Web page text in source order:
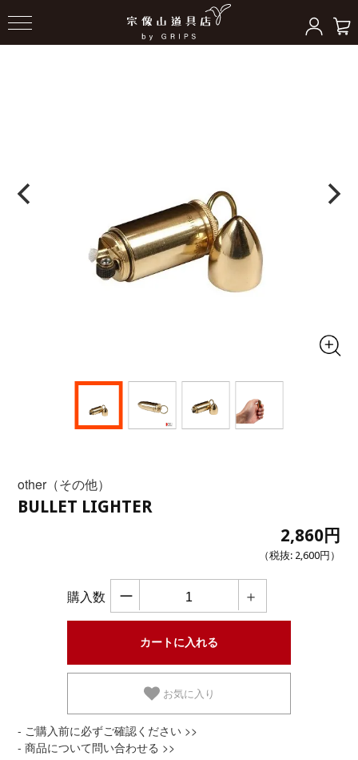
トーチ/燃料/容器
other（その他）
BULLET LIGHTER
2,860円
（税抜: 2,600円 ）
購入数 ー ＋
お気に入り
- ご購入前に必ずご確認ください >>
- 商品について問い合わせる >>